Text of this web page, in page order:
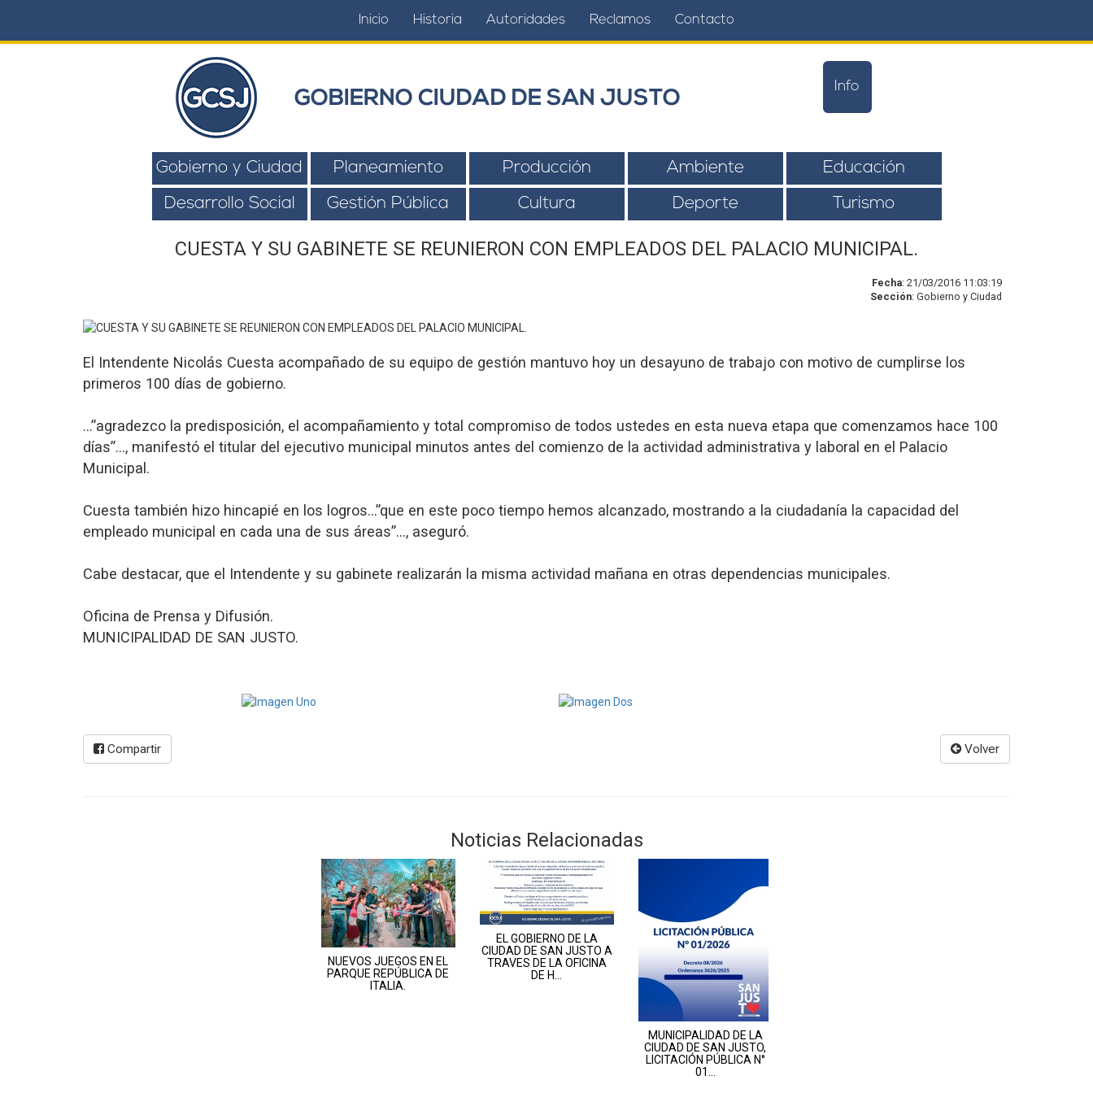
Inicio Historia Autoridades Reclamos Contacto
GOBIERNO CIUDAD DE SAN JUSTO
Info
Gobierno y Ciudad Planeamiento Producción Ambiente Educación
Desarrollo Social Gestión Pública Cultura Deporte Turismo
CUESTA Y SU GABINETE SE REUNIERON CON EMPLEADOS DEL PALACIO MUNICIPAL.
Fecha: 21/03/2016 11:03:19
Sección: Gobierno y Ciudad
El Intendente Nicolás Cuesta acompañado de su equipo de gestión mantuvo hoy un desayuno de trabajo con motivo de cumplirse los
primeros 100 días de gobierno.
…”agradezco la predisposición, el acompañamiento y total compromiso de todos ustedes en esta nueva etapa que comenzamos hace 100
días”…, manifestó el titular del ejecutivo municipal minutos antes del comienzo de la actividad administrativa y laboral en el Palacio
Municipal.
Cuesta también hizo hincapié en los logros…”que en este poco tiempo hemos alcanzado, mostrando a la ciudadanía la capacidad del
empleado municipal en cada una de sus áreas”…, aseguró.
Cabe destacar, que el Intendente y su gabinete realizarán la misma actividad mañana en otras dependencias municipales.
Oficina de Prensa y Difusión.
MUNICIPALIDAD DE SAN JUSTO.
Compartir Volver
Noticias Relacionadas
NUEVOS JUEGOS EN EL
PARQUE REPÚBLICA DE
ITALIA.
EL GOBIERNO DE LA
CIUDAD DE SAN JUSTO A
TRAVES DE LA OFICINA
DE H...
MUNICIPALIDAD DE LA
CIUDAD DE SAN JUSTO,
LICITACIÓN PÚBLICA N°
01...